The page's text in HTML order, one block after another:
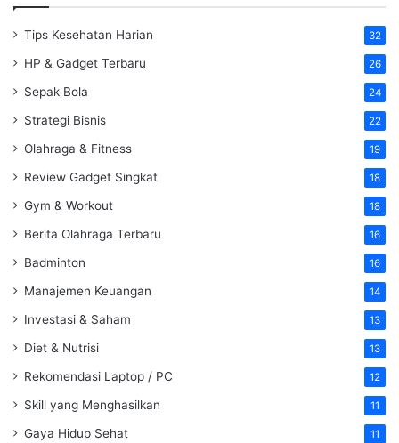
Tips Kesehatan Harian 32
HP & Gadget Terbaru 26
Sepak Bola 24
Strategi Bisnis 22
Olahraga & Fitness 19
Review Gadget Singkat 18
Gym & Workout 18
Berita Olahraga Terbaru 16
Badminton 16
Manajemen Keuangan 14
Investasi & Saham 13
Diet & Nutrisi 13
Rekomendasi Laptop / PC 12
Skill yang Menghasilkan 11
Gaya Hidup Sehat 11